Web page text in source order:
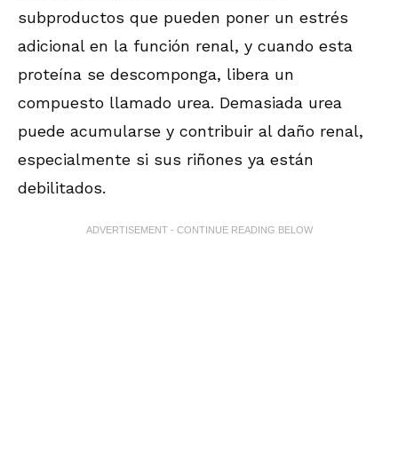
subproductos que pueden poner un estrés
adicional en la función renal, y cuando esta
proteína se descomponga, libera un
compuesto llamado urea. Demasiada urea
puede acumularse y contribuir al daño renal,
especialmente si sus riñones ya están
debilitados.
ADVERTISEMENT - CONTINUE READING BELOW